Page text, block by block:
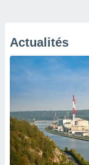
Actualités